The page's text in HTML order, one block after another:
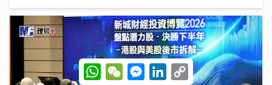
W
h
W
e
M
e
L
C
o